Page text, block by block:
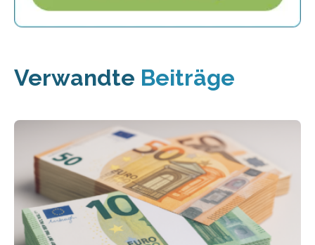
Verwandte Beiträge